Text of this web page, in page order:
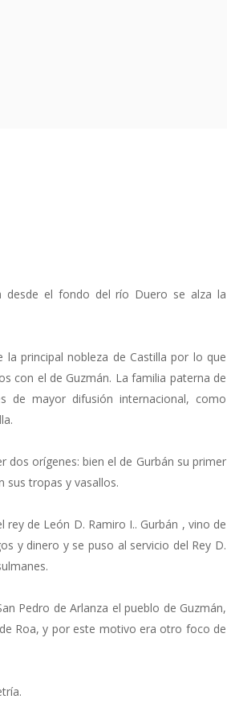
desde el fondo del río Duero se alza la
principal nobleza de Castilla por lo que
con el de Guzmán. La familia paterna de
de mayor difusión internacional, como
dos orígenes: bien el de Gurbán su primer
sus tropas y vasallos.
de León D. Ramiro I.. Gurbán , vino de
y dinero y se puso al servicio del Rey D.
Pedro de Arlanza el pueblo de Guzmán,
Roa, y por este motivo era otro foco de